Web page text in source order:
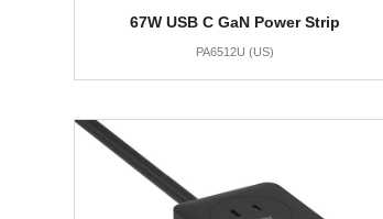
67W USB C GaN Power Strip
PA6512U (US)